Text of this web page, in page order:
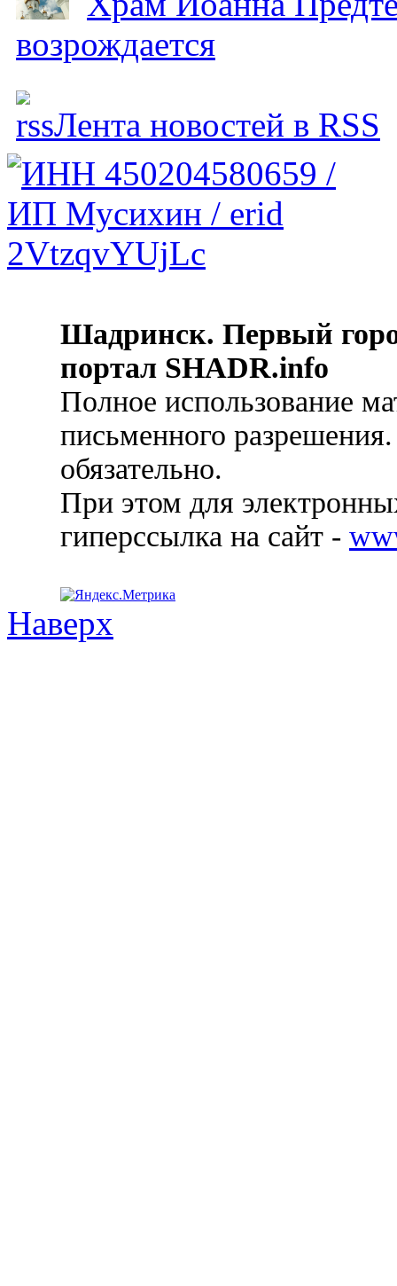
возрождается
Лента новостей в RSS
Шадринск. Первый
портал SHADR.info
Полное использование
письменного
обязательно.
При этом для
гиперссылка на сайт -
Наверх